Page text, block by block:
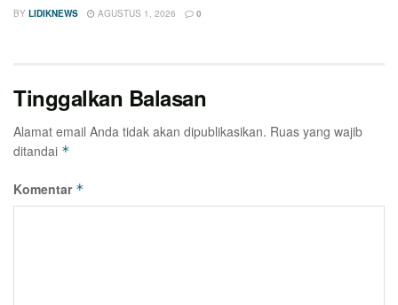
BY LIDIKNEWS AGUSTUS 1, 2026 0
Tinggalkan Balasan
Alamat email Anda tidak akan dipublikasikan. Ruas yang wajib
ditandai *
Komentar *